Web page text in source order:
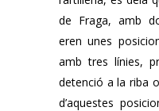
de Fraga, amb
eren unes
amb tres línies,
detenció a la riba
d’aquestes